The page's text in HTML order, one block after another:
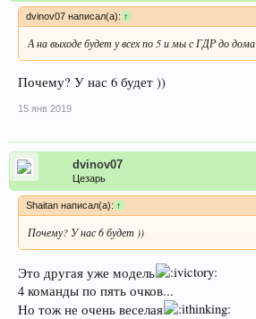
dvinov07 написал(а):↑
А на выходе будет у всех по 5 и мы с ГДР до дома
Почему? У нас 6 будет ))
15 янв 2019
dvinov07
Цезарь
Shaitan написал(а): ↑
Почему? У нас 6 будет ))
Это другая уже модель
4 команды по пять очков...
Но тож не очень веселая